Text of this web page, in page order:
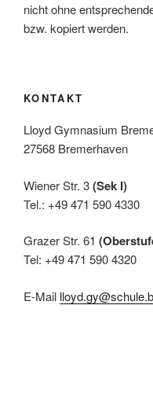
nicht ohne
bzw. kopiert werden.
KONTAKT
Lloyd Gymnasium
27568 Bremerhaven
Wiener Str. 3(Sek I)
Tel.: +49 471 590 4330
Grazer Str. 61
Tel: +49 471 590 4320
E-Mail